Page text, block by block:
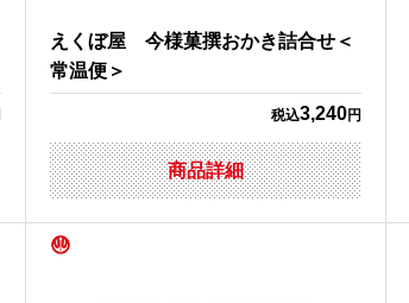
えくぼ屋 今様菓撰おかき詰合せ＜
常温便＞
税込3,240円
商品詳細